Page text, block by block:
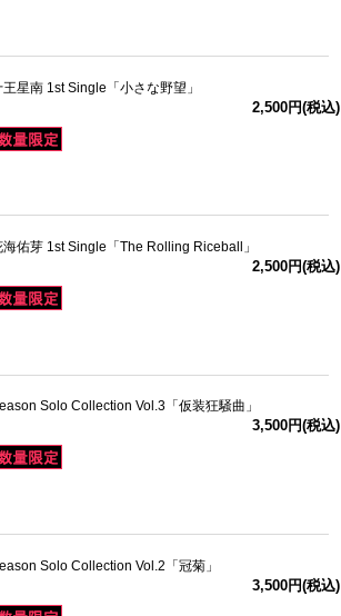
王星南 1st Single「小さな野望」
2,500円(税込)
海佑芽 1st Single「The Rolling Riceball」
2,500円(税込)
Solo Collection Vol.3「仮装狂騒曲」
3,500円(税込)
Solo Collection Vol.2「冠菊」
3,500円(税込)